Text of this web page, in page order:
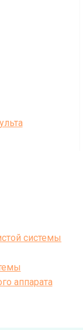
системы
аппарата